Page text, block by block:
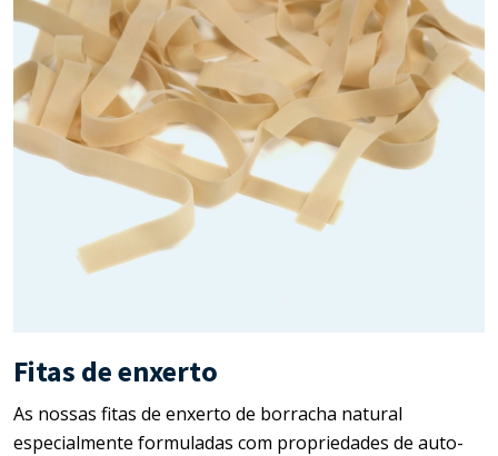
Mercados
Fitas de enxerto
As nossas fitas de enxerto de borracha natural
especialmente formuladas com propriedades de auto-